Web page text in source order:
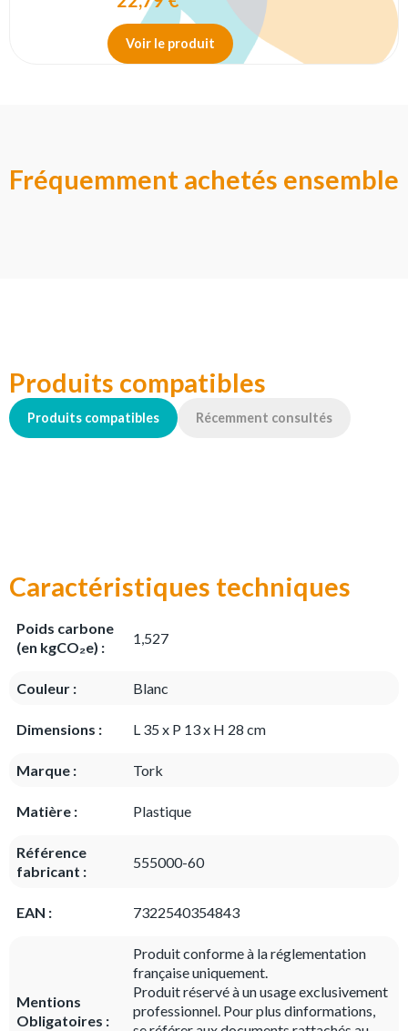
Voir le produit
Fréquemment achetés ensemble
Produits compatibles
Produits compatibles Récemment consultés
Caractéristiques techniques
Poids carbone
(en kgCO₂e) :
1,527
Couleur : Blanc
Dimensions : L 35 x P 13 x H 28 cm
Marque : Tork
Matière : Plastique
Référence
fabricant :
555000-60
EAN : 7322540354843
Mentions
Obligatoires :
Produit conforme à la réglementation
française uniquement.
Produit réservé à un usage exclusivement
professionnel. Pour plus dinformations,